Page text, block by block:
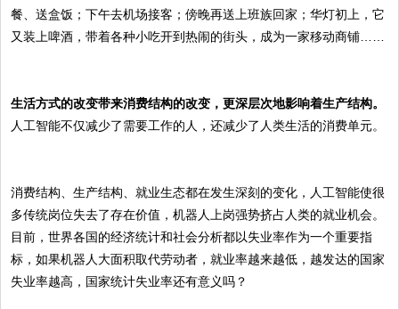
餐、送盒饭；下午去机场接客；傍晚再送上班族回家；华灯初上，它
又装上啤酒，带着各种小吃开到热闹的街头，成为一家移动商铺……
生活方式的改变带来消费结构的改变，更深层次地影响着生产结构。
人工智能不仅减少了需要工作的人，还减少了人类生活的消费单元。
消费结构、生产结构、就业生态都在发生深刻的变化，人工智能使很
多传统岗位失去了存在价值，机器人上岗强势挤占人类的就业机会。
目前，世界各国的经济统计和社会分析都以失业率作为一个重要指
标，如果机器人大面积取代劳动者，就业率越来越低，越发达的国家
失业率越高，国家统计失业率还有意义吗？